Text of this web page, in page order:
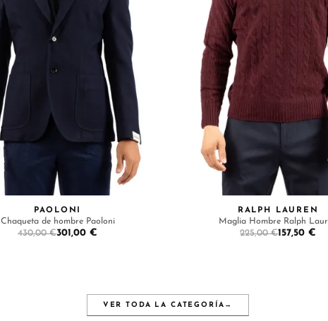
PAOLONI
Chaqueta de hombre Paoloni
430,00 €301,00 €
RALPH LAUREN
Maglia Hombre Ralph
225,00 €157,50 €
VER TODA LA CATEGORÍA →